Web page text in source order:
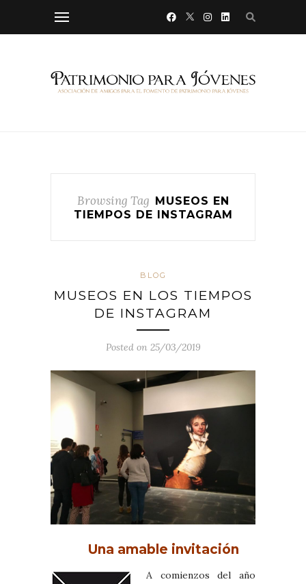
Browsing Tag
MUSEOS EN
TIEMPOS DE INSTAGRAM
BLOG
MUSEOS EN LOS TIEMPOS
DE INSTAGRAM
Posted on 25/03/2019
Una amable invitación
A comienzos del año